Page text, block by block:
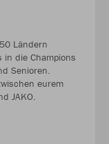
Ländern
in die Champions
Senioren.
eurem
JAKO.